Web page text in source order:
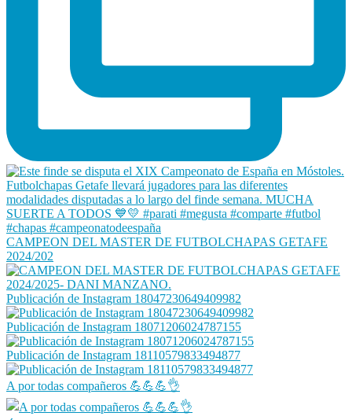
CAMPEON DEL MASTER DE FUTBOLCHAPAS GETAFE
2024/202
Publicación de Instagram 18047230649409982
Publicación de Instagram 18071206024787155
Publicación de Instagram 18110579833494877
A por todas compañeros 💪💪💪👌